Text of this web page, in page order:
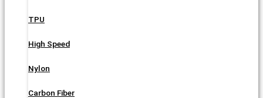
TPU
High Speed
Nylon
Carbon Fiber